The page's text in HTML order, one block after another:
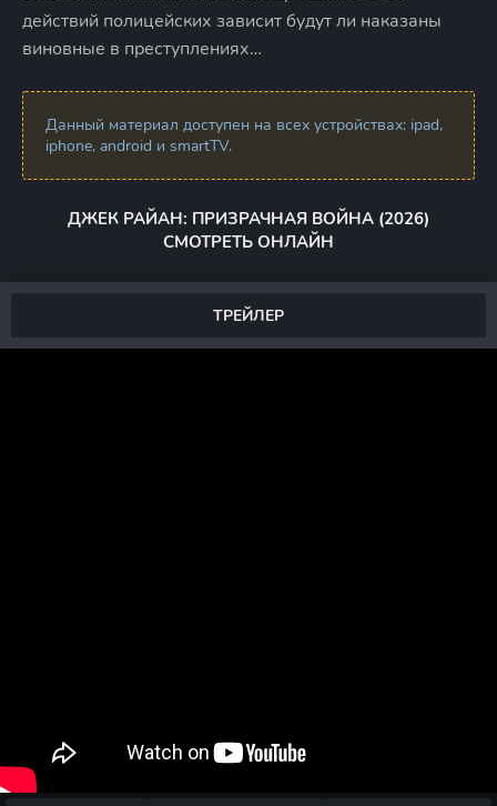
действий полицейских зависит будут ли наказаны
виновные в преступлениях…
Данный материал доступен на всех устройствах: ipad,
iphone, android и smartTV.
ДЖЕК РАЙАН: ПРИЗРАЧНАЯ ВОЙНА (2026)
СМОТРЕТЬ ОНЛАЙН
ТРЕЙЛЕР